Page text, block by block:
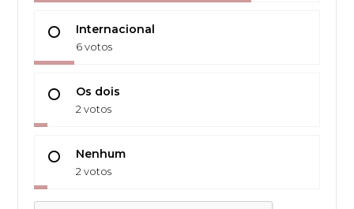
Internacional
6 votos
Os dois
2 votos
Nenhum
2 votos